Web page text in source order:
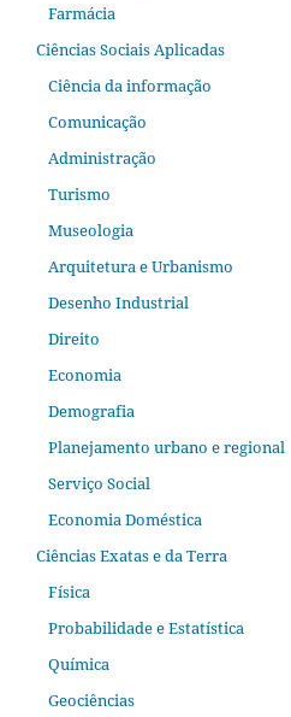
Farmácia
Ciências Sociais Aplicadas
Ciência da informação
Comunicação
Administração
Turismo
Museologia
Arquitetura e Urbanismo
Desenho Industrial
Direito
Economia
Demografia
Planejamento urbano e regional
Serviço Social
Economia Doméstica
Ciências Exatas e da Terra
Física
Probabilidade e Estatística
Química
Geociências